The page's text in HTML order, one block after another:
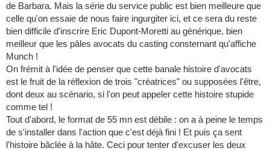
de Barbara. Mais la série du service public est bien meilleure que
celle qu'on essaie de nous faire ingurgiter ici, et ce sera du reste
bien difficile d'inscrire Eric Dupont-Moretti au générique, bien
meilleur que les pâles avocats du casting consternant qu'affiche
Munch !
On frémit à l'idée de penser que cette banale histoire d'avocats
est le fruit de la réflexion de trois "créatrices" ou supposées l'être,
dont deux au scénario, si l'on peut appeler cette histoire stupide
comme tel !
Tout d'abord, le format de 55 mn est débile : on a à peine le temps
de s'installer dans l'action que c'est déjà fini ! Et puis ça sent
l'histoire bâclée à la hâte. Ceci pour tenter d'excuser les deux